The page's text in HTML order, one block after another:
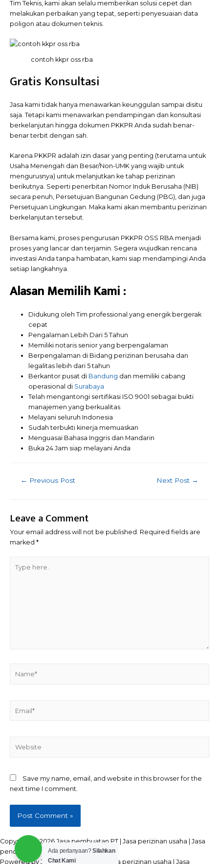
Tim Teknis, kami akan selalu memberikan solusi cepet dan
melakukan perbaikan yang tepat, seperti penyesuaian data
poligon atau dokumen teknis.
contoh kkpr oss rba
Gratis Konsultasi
Jasa kami tidak hanya menawarkan keunggulan sampai disitu
saja. Tetapi kami menawarkan pendampingan dan konsultasi
berkelanjutan hingga dokumen PKKPR Anda sudah benar-
benar terbit dengan sah.
Karena PKKPR adalah izin dasar yang penting (terutama untuk
Usaha Menengah dan Besar/Non-UMK yang wajib untuk
mengurusnya) untuk melanjutkan ke tahap perizinan
berikutnya. Seperti penerbitan Nomor Induk Berusaha (NIB)
secara penuh, Persetujuan Bangunan Gedung (PBG), dan juga
Persetujuan Lingkungan. Maka kami akan membantu perizinan
berkelanjutan tersebut.
Bersama kami, proses pengurusan PKKPR OSS RBA menjadi
proses yang lancar dan terjamin. Segera wujudkan rencana
investasi Anda tanpa hambatan, kami siap mendampingi Anda
setiap langkahnya.
Alasan MemilihKami:
Didukung oleh Tim professional yang energik bergerak
cepat
Pengalaman Lebih Dari 5 Tahun
Memiliki notaris senior yang berpengalaman
Berpengalaman di Bidang perizinan berusaha dan
legalitas lebih dari 5 tahun
Berkantor pusat di Bandung dan memiliki cabang
operasional di Surabaya
Telah mengantongi sertifikasi ISO 9001 sebagai bukti
manajemen yang berkualitas
Melayani seluruh Indonesia
Sudah terbukti kinerja memuaskan
Menguasai Bahasa Inggris dan Mandarin
Buka 24 Jam siap melayani Anda
Post
← Previous Post Next Post →
Leave a Comment
Your email address will not be published. Required fields are
marked *
here..
Save my name, email, and website in this browser for the
next time I comment.
Copyright © 2026 Jasa pembuatan PT | Jasa perizinan usaha | Jasa
pendirian CV | Seluruh Indonesia
Powered by Jasa pembuatan PT | Jasa perizinan usaha | Jasa
Ada pertanyaan?Silahkan
Chat Kami